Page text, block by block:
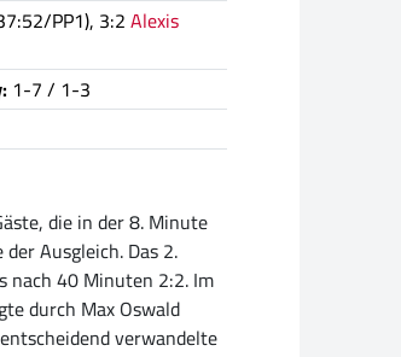
PP1), 3:2Alexis
1-7 / 1-3
die in der 8. Minute
Ausgleich. Das 2.
nach 40 Minuten 2:2. Im
durch Max Oswald
verwandelte